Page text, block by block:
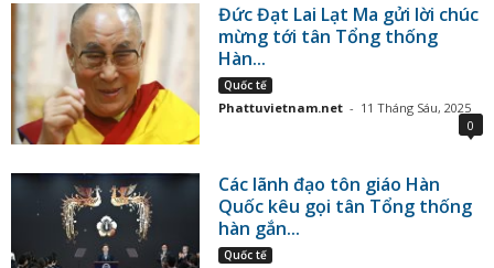
Đức Đạt Lai Lạt Ma gửi lời chúc
mừng tới tân Tổng thống
Hàn...
Quốc tế
Phattuvietnam.net - 11 Tháng Sáu, 2025
0
Các lãnh đạo tôn giáo Hàn
Quốc kêu gọi tân Tổng thống
hàn gắn...
Quốc tế